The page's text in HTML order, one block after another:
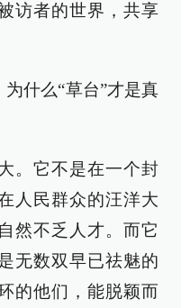
访者的世界，共享
什么“草台”才是真
。它不是在一个封
人民群众的汪洋大
然不乏人才。而它
无数双早已祛魅的
的他们，能脱颖而